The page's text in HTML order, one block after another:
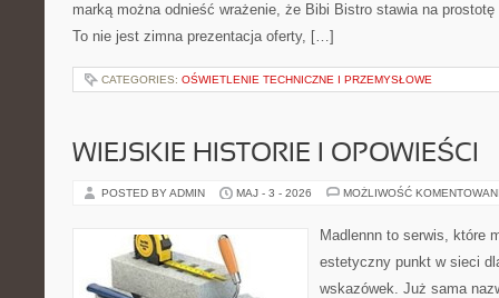
marką można odnieść wrażenie, że Bibi Bistro stawia na prostotę
To nie jest zimna prezentacja oferty, […]
CATEGORIES: OŚWIETLENIE TECHNICZNE I PRZEMYSŁOWE
WIEJSKIE HISTORIE I OPOWIEŚCI
POSTED BY ADMIN MAJ - 3 - 2026 MOŻLIWOŚĆ
Madlennn to serwis, które
estetyczny punkt w sieci
wskazówek. Już sama